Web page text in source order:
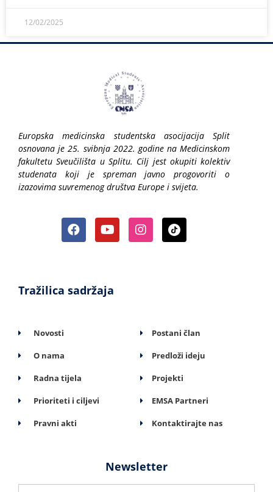
12/02/2025
Europska medicinska studentska asocijacija Split
osnovana je 25. svibnja 2022. godine na Medicinskom
fakultetu Sveučilišta u Splitu. Cilj jest okupiti kolektiv
studenata koji je spreman javno progovoriti o
izazovima suvremenog društva Europe i svijeta.
Tražilica sadržaja
Novosti
O nama
Radna tijela
Prioriteti i ciljevi
Pravni akti
Postani član
Predloži ideju
Projekti
EMSA Partneri
Kontaktirajte nas
Newsletter